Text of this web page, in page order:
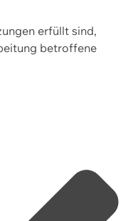
erfüllt sind,
betroffene